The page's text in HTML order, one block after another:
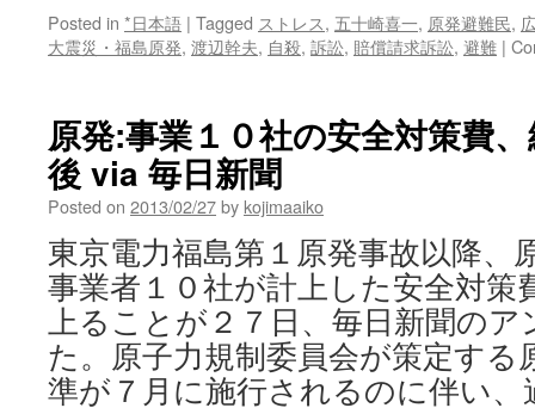
Posted in *日本語 | Tagged ストレス, 五十崎喜一, 原発避難民,
大震災・福島原発, 渡辺幹夫, 自殺, 訴訟, 賠償請求訴訟, 避難 |
原発:事業１０社の安全対策費
後 via 毎日新聞
Posted on 2013/02/27by kojimaaiko
東京電力福島第１原発事故以降、
事業者１０社が計上した安全対策
上ることが２７日、毎日新聞の
た。原子力規制委員会が策定する
準が７月に施行されるのに伴い